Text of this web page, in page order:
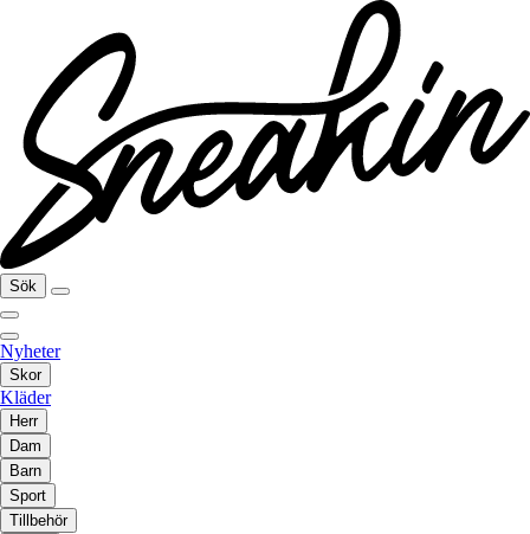
Sök
Nyheter
Skor
Kläder
Herr
Dam
Barn
Sport
Tillbehör